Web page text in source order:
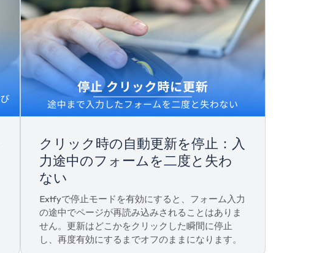
クリック時の自動更新を停止：入
力途中のフォームを二度と失わ
ない
Extfyで停止モードを有効にすると、フォーム入力
の途中でページが再読み込みされることはありま
せん。更新はどこかをクリックした瞬間に停止
し、再度有効にするまでオフのままになります。